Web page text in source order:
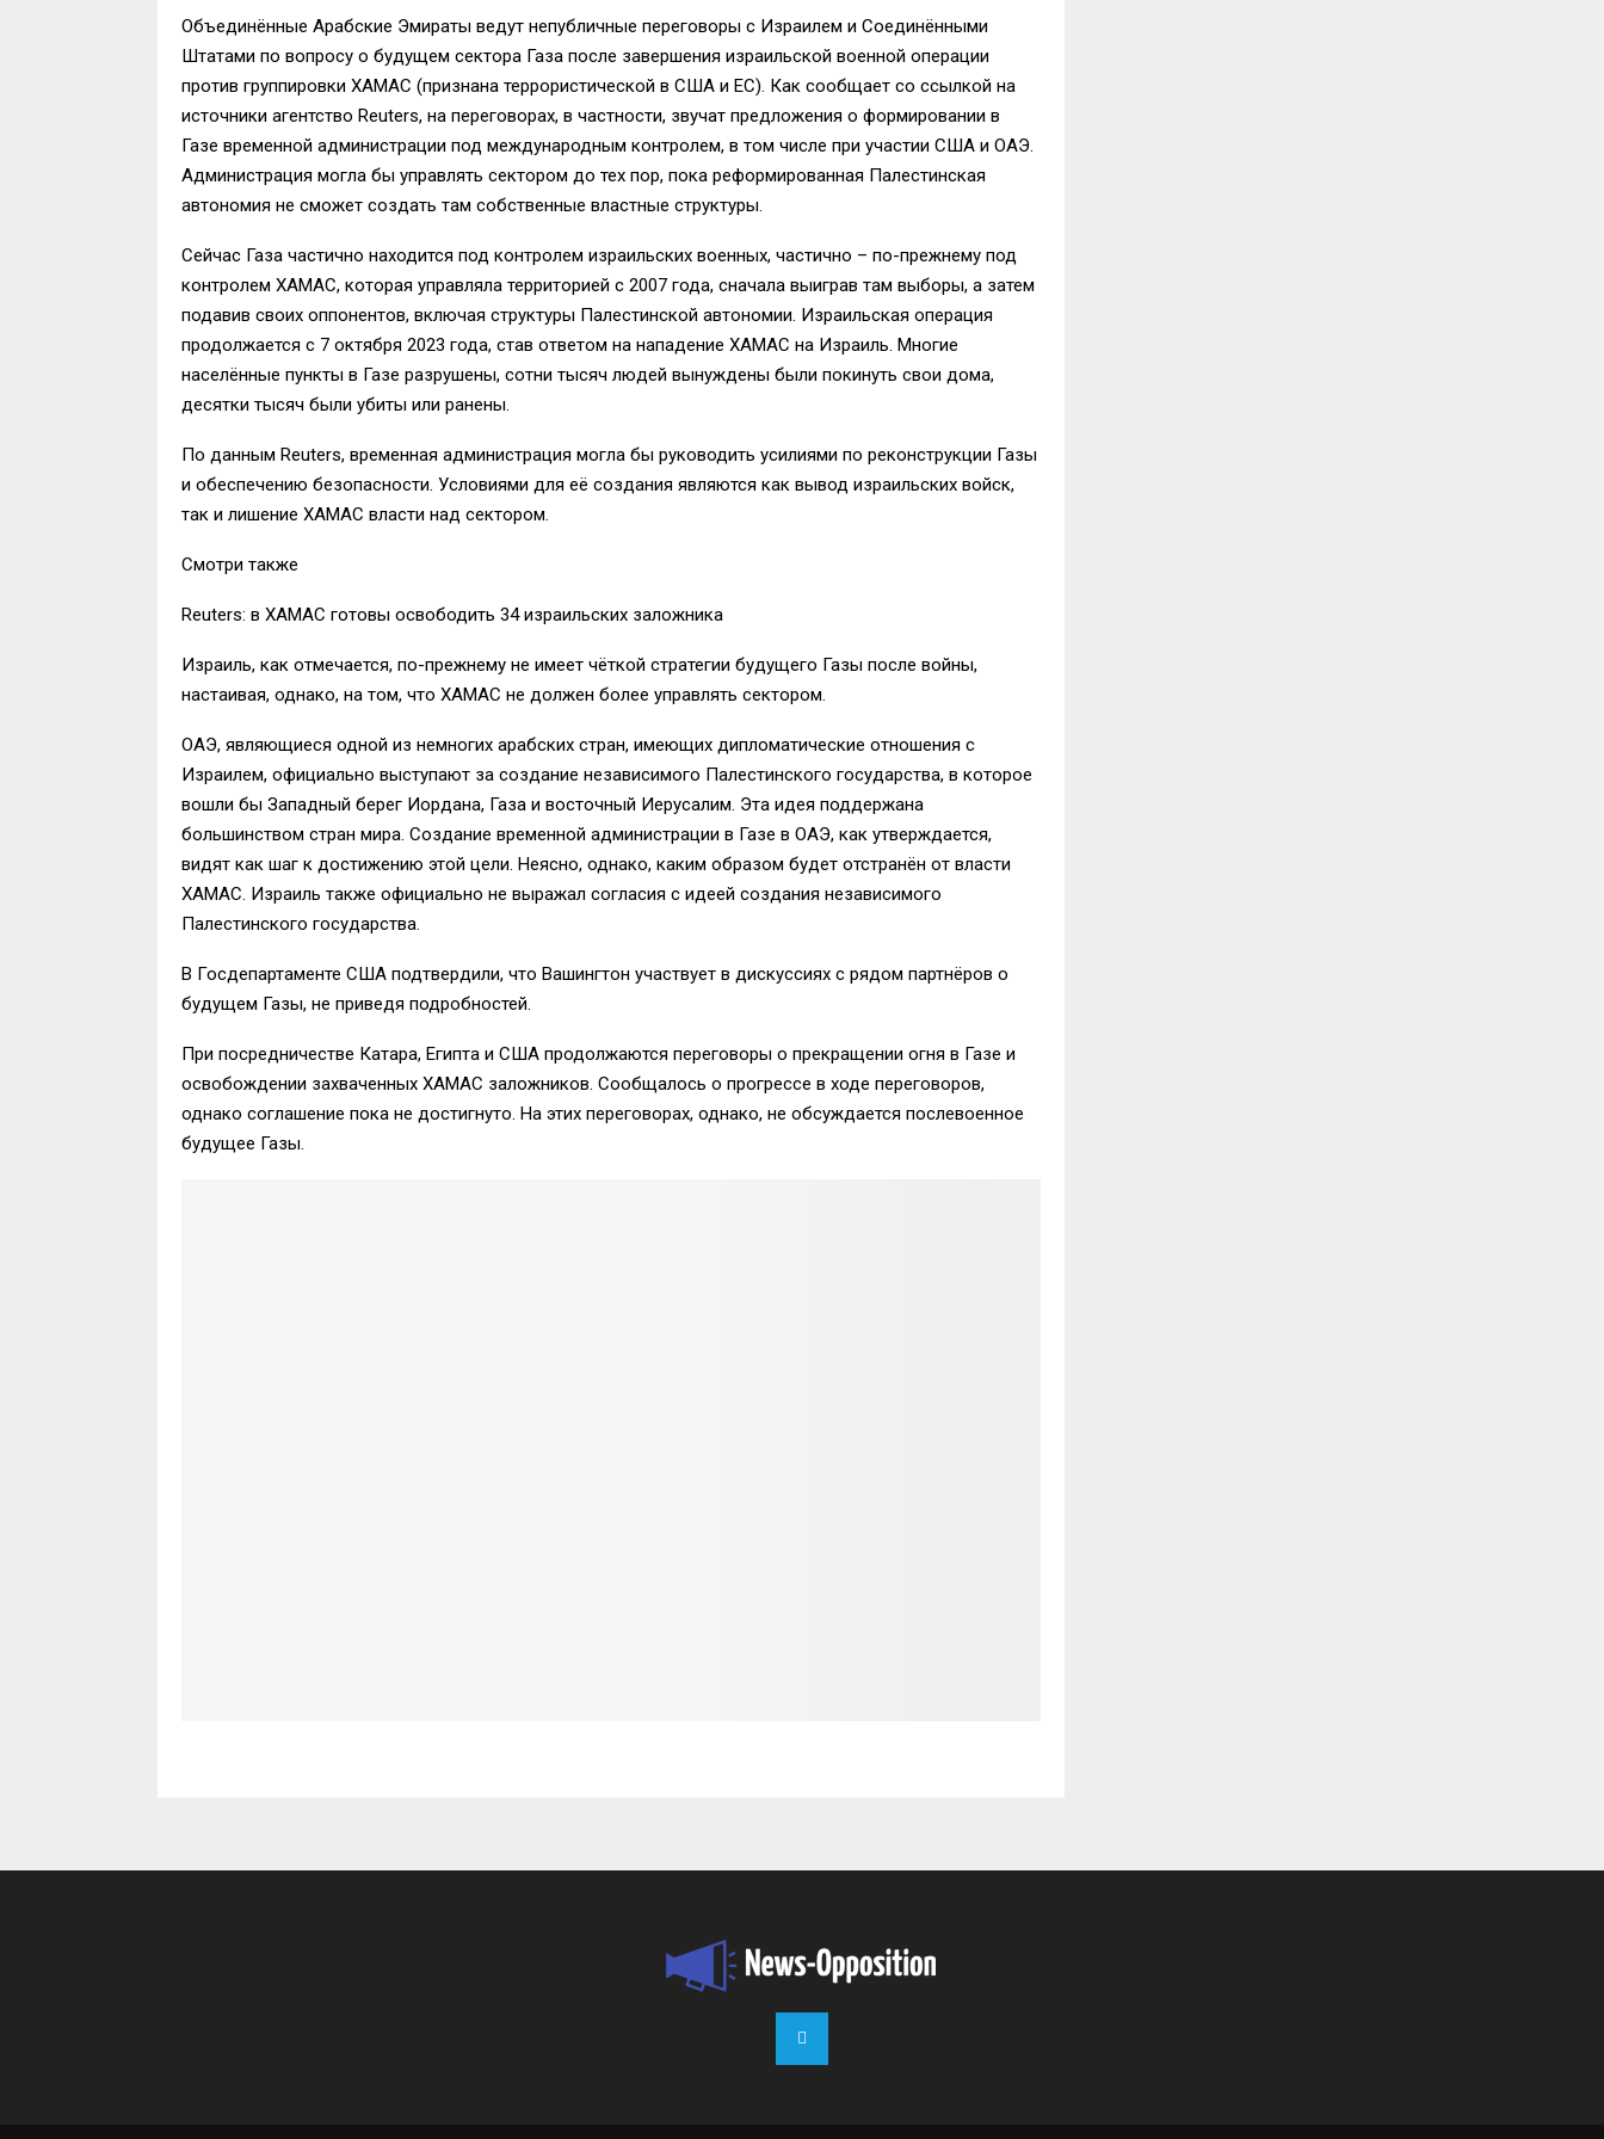
Объединённые Арабские Эмираты ведут непубличные переговоры с Израилем и Соединёнными
Штатами по вопросу о будущем сектора Газа после завершения израильской военной операции
против группировки ХАМАС (признана террористической в США и ЕС). Как сообщает со ссылкой на
источники агентство Reuters, на переговорах, в частности, звучат предложения о формировании в
Газе временной администрации под международным контролем, в том числе при участии США и ОАЭ.
Администрация могла бы управлять сектором до тех пор, пока реформированная Палестинская
автономия не сможет создать там собственные властные структуры.
Сейчас Газа частично находится под контролем израильских военных, частично – по-прежнему под
контролем ХАМАС, которая управляла территорией с 2007 года, сначала выиграв там выборы, а затем
подавив своих оппонентов, включая структуры Палестинской автономии. Израильская операция
продолжается с 7 октября 2023 года, став ответом на нападение ХАМАС на Израиль. Многие
населённые пункты в Газе разрушены, сотни тысяч людей вынуждены были покинуть свои дома,
десятки тысяч были убиты или ранены.
По данным Reuters, временная администрация могла бы руководить усилиями по реконструкции Газы
и обеспечению безопасности. Условиями для её создания являются как вывод израильских войск,
так и лишение ХАМАС власти над сектором.
Смотри также
Reuters: в ХАМАС готовы освободить 34 израильских заложника
Израиль, как отмечается, по-прежнему не имеет чёткой стратегии будущего Газы после войны,
настаивая, однако, на том, что ХАМАС не должен более управлять сектором.
ОАЭ, являющиеся одной из немногих арабских стран, имеющих дипломатические отношения с
Израилем, официально выступают за создание независимого Палестинского государства, в которое
вошли бы Западный берег Иордана, Газа и восточный Иерусалим. Эта идея поддержана
большинством стран мира. Создание временной администрации в Газе в ОАЭ, как утверждается,
видят как шаг к достижению этой цели. Неясно, однако, каким образом будет отстранён от власти
ХАМАС. Израиль также официально не выражал согласия с идеей создания независимого
Палестинского государства.
В Госдепартаменте США подтвердили, что Вашингтон участвует в дискуссиях с рядом партнёров о
будущем Газы, не приведя подробностей.
При посредничестве Катара, Египта и США продолжаются переговоры о прекращении огня в Газе и
освобождении захваченных ХАМАС заложников. Сообщалось о прогрессе в ходе переговоров,
однако соглашение пока не достигнуто. На этих переговорах, однако, не обсуждается послевоенное
будущее Газы.